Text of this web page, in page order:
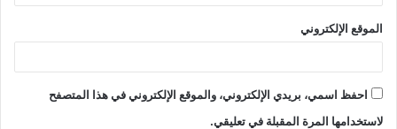
الموقع الإلكتروني
احفظ اسمي، بريدي الإلكتروني، والموقع الإلكتروني في هذا المتصفح
لاستخدامها المرة المقبلة في تعليقي.